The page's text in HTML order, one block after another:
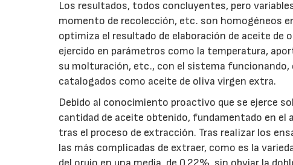
Los resultados, todos concluyentes, pero
momento de recolección, etc. son homogéneos
optimiza el resultado de elaboración de aceite de
ejercido en parámetros como la temperatura,
su molturación, etc., con el sistema
catalogados como aceite de oliva virgen extra.
Debido al conocimiento proactivo que se ejerce
cantidad de aceite obtenido, fundamentado en
tras el proceso de extracción. Tras realizar los
las más complicadas de extraer, como es la